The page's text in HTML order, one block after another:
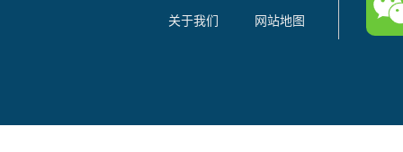
关于我们
网站地图